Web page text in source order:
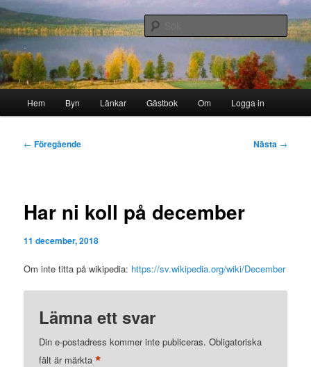
Hoppa
till
primärt
innehållStorborgarn
Byn i skogen
Sök
Hem Byn Länkar Gästbok Om Logga in
Inläggsnavigering
← Föregående Nästa →
Har ni koll på december
11 december, 2018
Om inte titta på wikipedia: https://sv.wikipedia.org/wiki/December
Lämna ett svar
Din e-postadress kommer inte publiceras. Obligatoriska
fält är märkta*